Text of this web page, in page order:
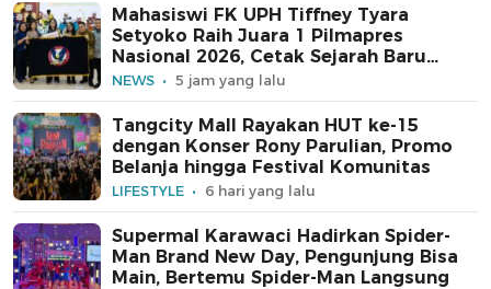
Mahasiswi FK UPH Tiffney Tyara
Setyoko Raih Juara 1 Pilmapres
Nasional 2026, Cetak Sejarah Baru
untuk Kampus Swasta
NEWS 5 jam yang lalu
Tangcity Mall Rayakan HUT ke-15
dengan Konser Rony Parulian, Promo
Belanja hingga Festival Komunitas
LIFESTYLE 6 hari yang lalu
Supermal Karawaci Hadirkan Spider-
Man Brand New Day, Pengunjung Bisa
Main, Bertemu Spider-Man Langsung